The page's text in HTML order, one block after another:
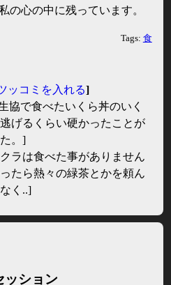
の心の中に残っています。
Tags: 食
ッコミを入れる]
協で食べたいくら丼のいく
げるくらい硬かったことが
。]
ラは食べた事がありません
たら熱々の緑茶とかを頼ん
く..]
ッション